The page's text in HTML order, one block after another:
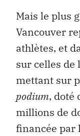
Mais le plus
Vancouver
athlètes, et
sur celles de
mettant sur
podium, doté
millions de
financée par